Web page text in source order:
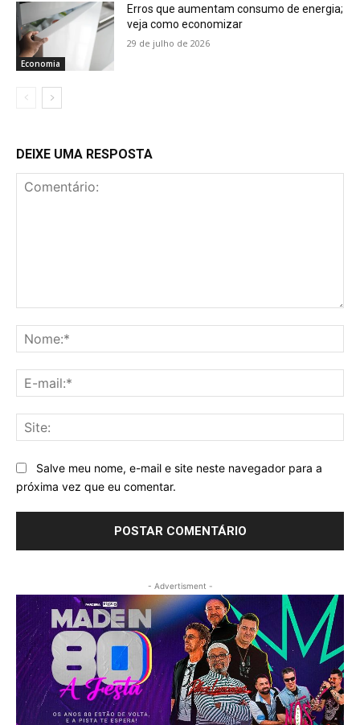
Economia
Erros que aumentam consumo de energia;
veja como economizar
29 de julho de 2026
DEIXE UMA RESPOSTA
Salve meu nome, e-mail e site neste navegador para a
próxima vez que eu comentar.
- Advertisment -